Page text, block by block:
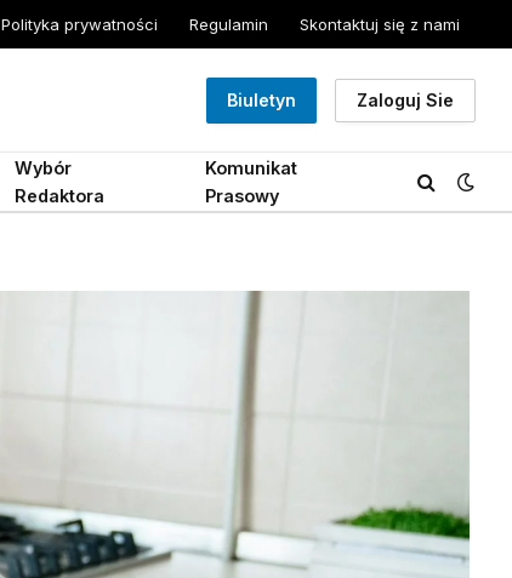
Polityka prywatności Regulamin Skontaktuj się z nami
Biuletyn Zaloguj Sie
Wybór
Redaktora
Komunikat
Prasowy